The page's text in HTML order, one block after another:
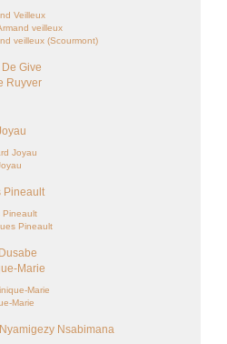
Veilleux
veilleux
veilleux (Scourmont)
Give
Ruyver
Joyau
Pineault
Pineault
Pineault
Marie
Marie
Marie
Nsabimana